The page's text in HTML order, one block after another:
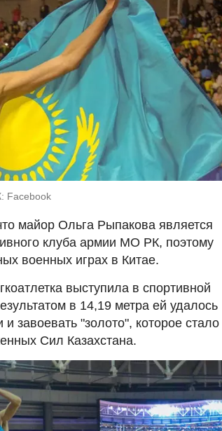
Facebook
майор Ольга Рыпакова является
клуба армии МО РК, поэтому
военных играх в Китае.
выступила в спортивной
в 14,19 метра ей удалось
завоевать "золото", которое стало
Сил Казахстана.